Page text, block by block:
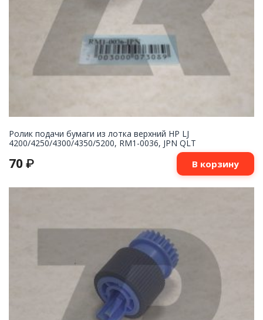
Ролик подачи бумаги из лотка верхний HP LJ
4200/4250/4300/4350/5200, RM1-0036, JPN QLT
70 ₽ В корзину